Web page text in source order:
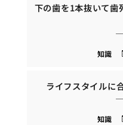
下の歯を1本抜いて歯
知識
ライフスタイルに
知識